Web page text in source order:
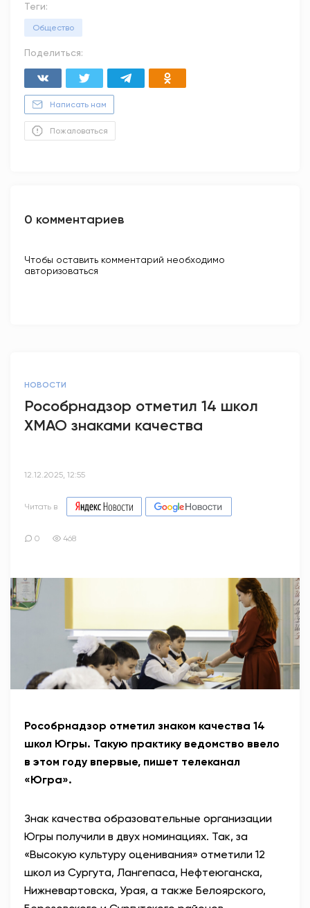
Теги:
Общество
Поделиться:
Написать нам
Пожаловаться
0 комментариев
Чтобы оставить комментарий необходимо
авторизоваться
НОВОСТИ
Рособрнадзор отметил 14 школ
ХМАО знаками качества
12.12.2025, 12:55
Читать в
0 468
Рособрнадзор отметил знаком качества 14
школ Югры. Такую практику ведомство ввело
в этом году впервые, пишет телеканал
«Югра».
Знак качества образовательные организации
Югры получили в двух номинациях. Так, за
«Высокую культуру оценивания» отметили 12
школ из Сургута, Лангепаса, Нефтеюганска,
Нижневартовска, Урая, а также Белоярского,